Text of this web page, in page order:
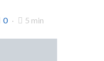
0 5 min